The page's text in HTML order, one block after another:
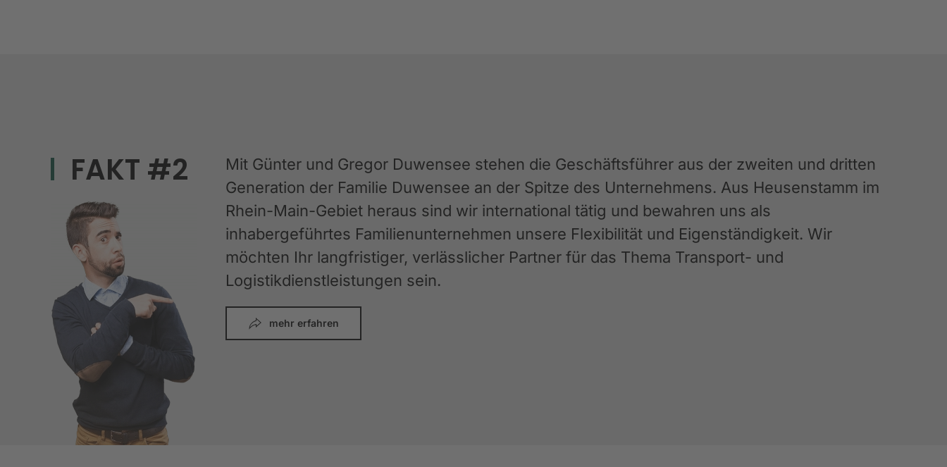
FAKT #2
Mit Günter und Gregor Duwensee stehen die Geschäftsführer aus der zweiten und dritten
Generation der Familie Duwensee an der Spitze des Unternehmens. Aus Heusenstamm im
Rhein-Main-Gebiet heraus sind wir international tätig und bewahren uns als
inhabergeführtes Familienunternehmen unsere Flexibilität und Eigenständigkeit. Wir
möchten Ihr langfristiger, verlässlicher Partner für das Thema Transport- und
Logistikdienstleistungen sein.
mehr erfahren